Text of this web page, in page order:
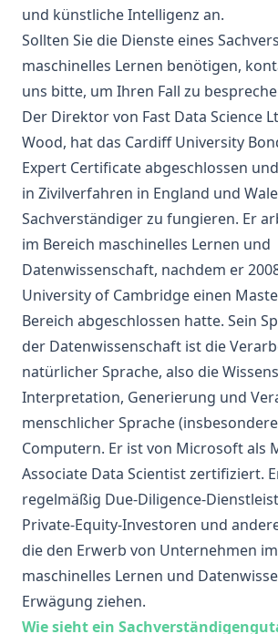
und künstliche Intelligenz an.
Sollten Sie die Dienste eines
maschinelles Lernen benötigen,
uns bitte, um Ihren Fall zu
Der Direktor von Fast Data Science
Wood, hat das Cardiff University
Expert Certificateabgeschlossen
in Zivilverfahren in England und
Sachverständiger zu fungieren. Er
im Bereich maschinelles Lernen und
Datenwissenschaft, nachdem er
University of Cambridge einen
Bereich abgeschlossen hatte. Sein
der Datenwissenschaft ist die
natürlicher Sprache, also die
Interpretation, Generierung und
menschlicher Sprache
Computern. Er ist von Microsoft als
Associate Data Scientist zertifiziert.
regelmäßig Due-Diligence-
Private-Equity-Investoren und
die den Erwerb von Unternehmen
maschinelles Lernen und
Erwägung ziehen.
Wie sieht ein